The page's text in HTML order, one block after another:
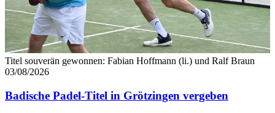
Titel souverän gewonnen: Fabian Hoffmann (li.) und Ralf Braun
03/08/2026
Badische Padel-Titel in Grötzingen vergeben